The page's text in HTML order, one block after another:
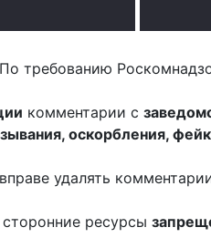
По требованию
комментарии с
оскорбления,
удалять
ресурсы